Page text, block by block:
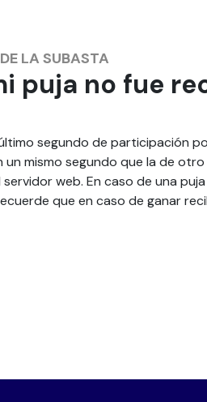
LA SUBASTA
puja no fue
segundo de participación
mismo segundo que la de
web. En caso de una
que en caso de ganar